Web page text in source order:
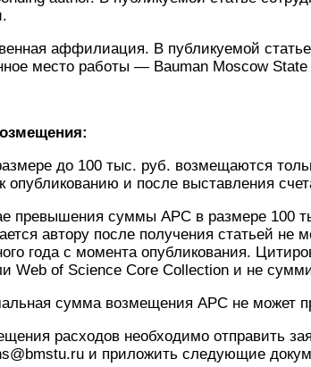
аффилиация. В публикуемой
место работы — Bauman Moscow
до 100 тыс. руб. возмещаются
опубликованию и после выставления
превышения суммы APC в размере 100
автору после получения статьей не
года с момента опубликования.
Web of Science Core Collection и не
сумма возмещения APC не может
расходов необходимо отправить
и приложить следующие